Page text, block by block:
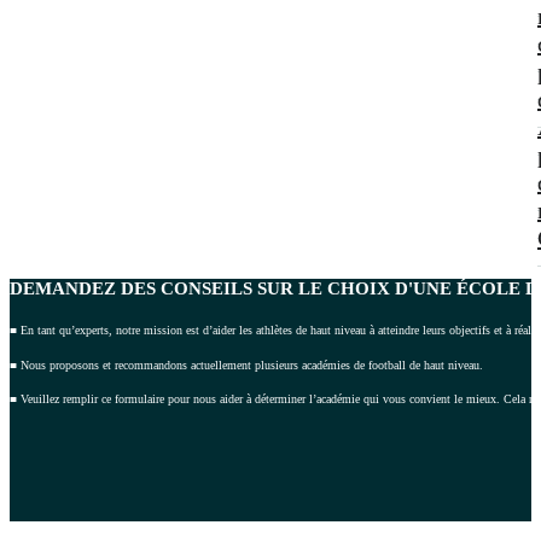
DEMANDEZ DES CONSEILS SUR LE CHOIX D'UNE ÉCOLE
■ En tant qu’experts, notre mission est d’aider les athlètes de haut niveau à atteindre leurs objectifs et à
■ Nous proposons et recommandons actuellement plusieurs académies de football de haut niveau.
■ Veuillez remplir ce formulaire pour nous aider à déterminer l’académie qui vous convient le mieux. Cela